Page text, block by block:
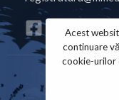
Acest
continuare
cookie-urilor